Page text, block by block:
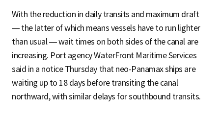
With the reduction in daily transits and maximum draft
— the latter of which means vessels have to run lighter
than usual — wait times on both sides of the canal are
increasing. Port agency WaterFront Maritime Services
said in a notice Thursday that neo-Panamax ships are
waiting up to 18 days before transiting the canal
northward, with similar delays for southbound transits.